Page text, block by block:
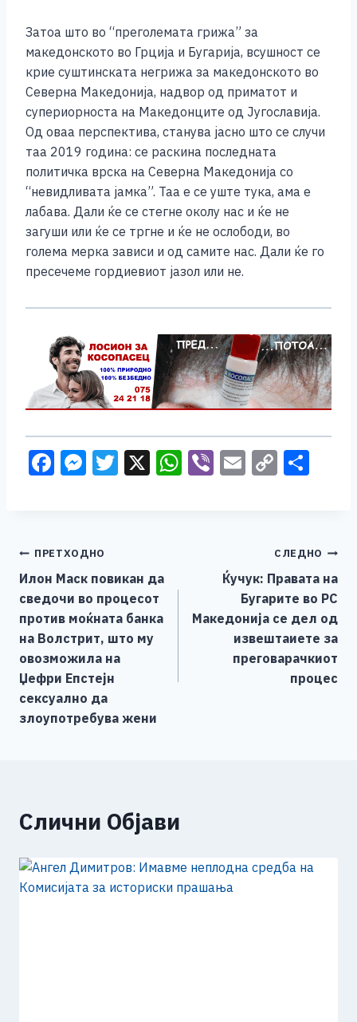
Затоа што во “преголемата грижа” за
македонското во Грција и Бугарија, всушност се
крие суштинската негрижа за македонското во
Северна Македонија, надвор од приматот и
супериорноста на Македонците од Југославија.
Од оваа перспектива, станува јасно што се случи
таа 2019 година: се раскина последната
политичка врска на Северна Македонија со
“невидливата јамка”. Таа е се уште тука, ама е
лабава. Дали ќе се стегне околу нас и ќе не
загуши или ќе се тргне и ќе не ослободи, во
голема мерка зависи и од самите нас. Дали ќе го
пресечеме гордиевиот јазол или не.
F
b
o
o
k
M
n
g
er
T X W
p
Vi E C
Li
n
k
Навигација
на
напис
ПРЕТХОДНО
Илон Маск повикан да
сведочи во процесот
против моќната банка
на Волстрит, што му
овозможила на
Џефри Епстејн
сексуално да
злоупотребува жени
СЛЕДНО
Ќучук: Правата на
Бугарите во РС
Македонија се дел од
извештаиете за
преговарачкиот
процес
Слични Објави